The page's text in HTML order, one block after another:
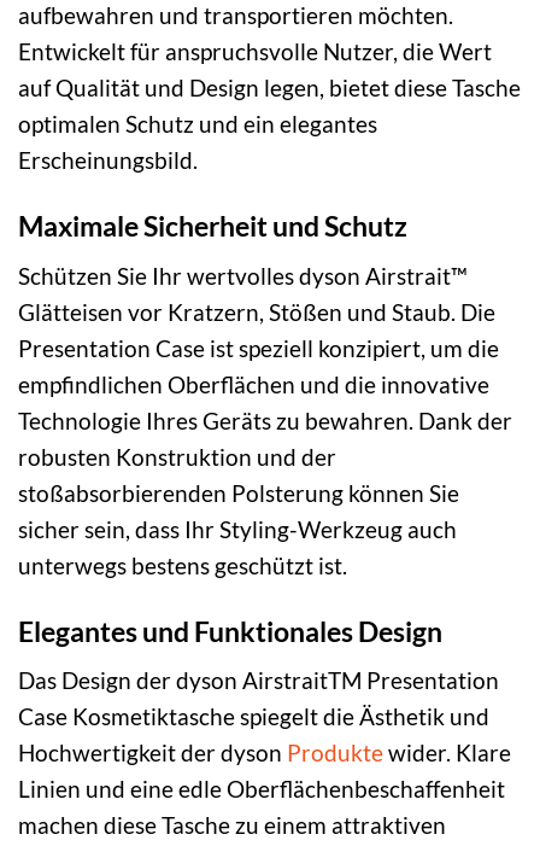
aufbewahren und transportieren möchten.
Entwickelt für anspruchsvolle Nutzer, die Wert
auf Qualität und Design legen, bietet diese Tasche
optimalen Schutz und ein elegantes
Erscheinungsbild.
Maximale Sicherheit und Schutz
Schützen Sie Ihr wertvolles dyson Airstrait™
Glätteisen vor Kratzern, Stößen und Staub. Die
Presentation Case ist speziell konzipiert, um die
empfindlichen Oberflächen und die innovative
Technologie Ihres Geräts zu bewahren. Dank der
robusten Konstruktion und der
stoßabsorbierenden Polsterung können Sie
sicher sein, dass Ihr Styling-Werkzeug auch
unterwegs bestens geschützt ist.
Elegantes und Funktionales Design
Das Design der dyson AirstraitTM Presentation
Case Kosmetiktasche spiegelt die Ästhetik und
Hochwertigkeit der dyson Produktewider. Klare
Linien und eine edle Oberflächenbeschaffenheit
machen diese Tasche zu einem attraktiven